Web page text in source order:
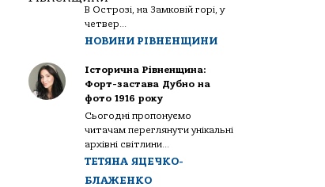
В Острозі, на Замковій горі, у
четвер...
НОВИНИ РІВНЕНЩИНИ
Історична Рівненщина:
Форт-застава Дубно на
фото 1916 року
Сьогодні пропонуємо
читачам переглянути унікальні
архівні світлини...
ТЕТЯНА ЯЦЕЧКО-
БЛАЖЕНКО